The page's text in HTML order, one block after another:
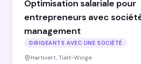
Optimisation salariale pour
entrepreneurs avec
management
DIRIGEANTS AVEC UNE SOCIÉTÉ
Hartivert, Tielt-Winge